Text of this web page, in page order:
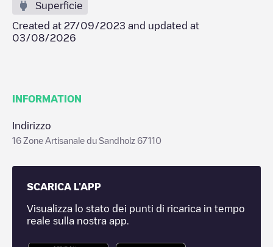
Superficie
Created at 27/09/2023 and updated at
03/08/2026
INFORMATION
Indirizzo
16 Zone Artisanale du Sandholz 67110
SCARICA L'APP
Visualizza lo stato dei punti di ricarica in tempo
reale sulla nostra app.